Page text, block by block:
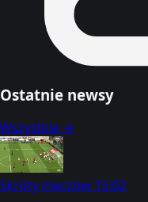
Ostatnie newsy
Wszystkie →
Skróty meczów 15:02